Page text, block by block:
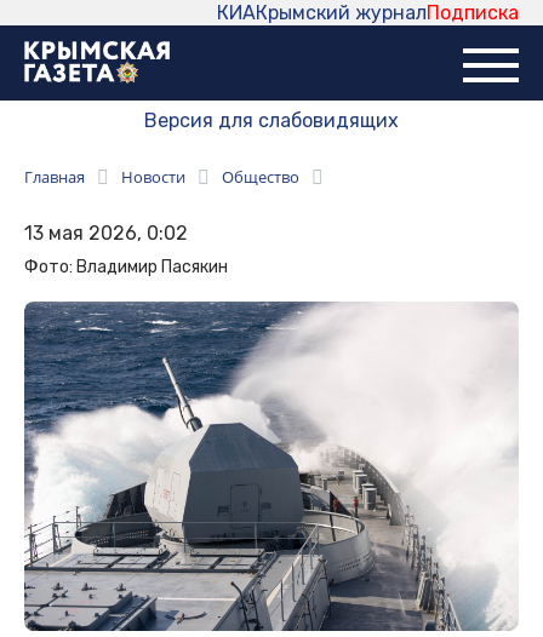
Подписка
Крымский журнал
КИА
Версия для слабовидящих
Главная Новости Общество
13 мая 2026, 0:02
Фото: Владимир Пасякин